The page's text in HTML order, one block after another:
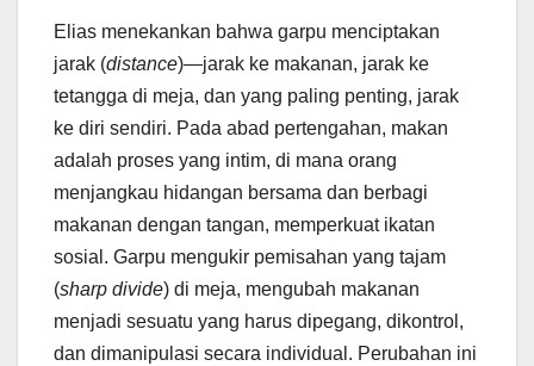
Elias menekankan bahwa garpu menciptakan
jarak (distance)—jarak ke makanan, jarak ke
tetangga di meja, dan yang paling penting, jarak
ke diri sendiri. Pada abad pertengahan, makan
adalah proses yang intim, di mana orang
menjangkau hidangan bersama dan berbagi
makanan dengan tangan, memperkuat ikatan
sosial. Garpu mengukir pemisahan yang tajam
(sharp divide) di meja, mengubah makanan
menjadi sesuatu yang harus dipegang, dikontrol,
dan dimanipulasi secara individual. Perubahan ini